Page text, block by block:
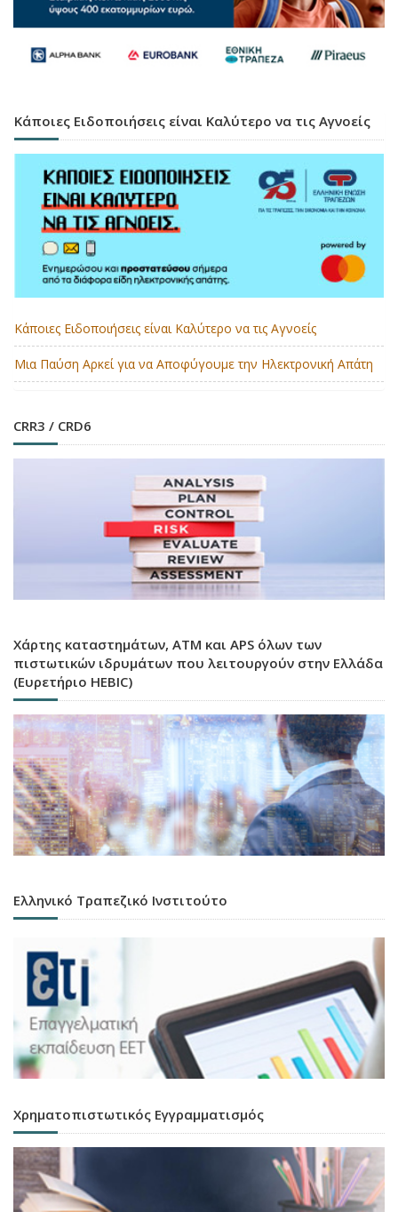
Κάποιες Ειδοποιήσεις είναι Καλύτερο να τις Αγνοείς
Κάποιες Ειδοποιήσεις είναι Καλύτερο να τις Αγνοείς
Μια Παύση Αρκεί για να Αποφύγουμε την Ηλεκτρονική Απάτη
CRR3 / CRD6
Χάρτης καταστημάτων, ATM και APS όλων των
πιστωτικών ιδρυμάτων που λειτουργούν στην Ελλάδα
(Ευρετήριο HEBIC)
Ελληνικό Τραπεζικό Ινστιτούτο
Χρηματοπιστωτικός Εγγραμματισμός